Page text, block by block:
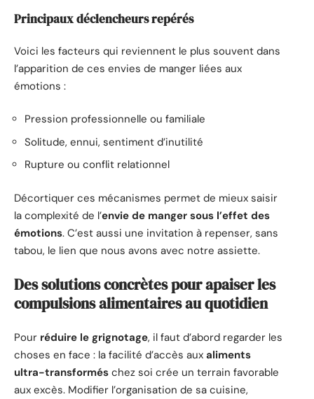
Principaux déclencheurs repérés
Voici les facteurs qui reviennent le plus souvent dans
l’apparition de ces envies de manger liées aux
émotions :
Pression professionnelle ou familiale
Solitude, ennui, sentiment d’inutilité
Rupture ou conflit relationnel
Décortiquer ces mécanismes permet de mieux saisir
la complexité de l’envie de manger sous l’effet des
émotions. C’est aussi une invitation à repenser, sans
tabou, le lien que nous avons avec notre assiette.
Des solutions concrètes pour apaiser les
compulsions alimentaires au quotidien
Pour réduire le grignotage, il faut d’abord regarder les
choses en face : la facilité d’accès aux aliments
ultra-transformés chez soi crée un terrain favorable
aux excès. Modifier l’organisation de sa cuisine,